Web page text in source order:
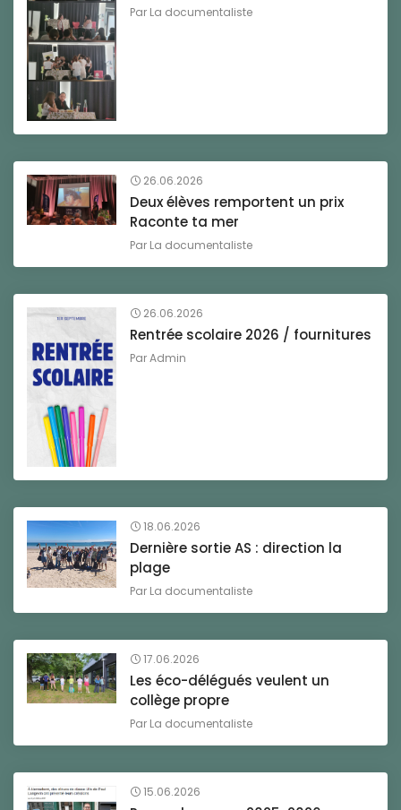
Par La documentaliste
26.06.2026
Deux élèves remportent un prix
Raconte ta mer
Par La documentaliste
26.06.2026
Rentrée scolaire 2026 / fournitures
ParAdmin
18.06.2026
Dernière sortie AS : direction la
plage
Par La documentaliste
17.06.2026
Les éco-délégués veulent un
collège propre
Par La documentaliste
15.06.2026